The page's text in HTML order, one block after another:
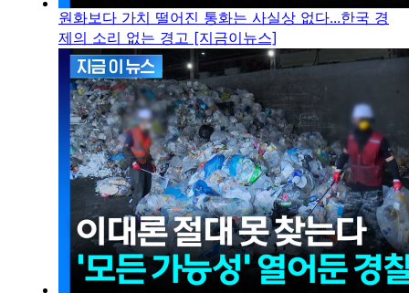
원화보다 가치 떨어진 통화는 사실상 없다...한국 경
제의 소리 없는 경고 [지금이뉴스]